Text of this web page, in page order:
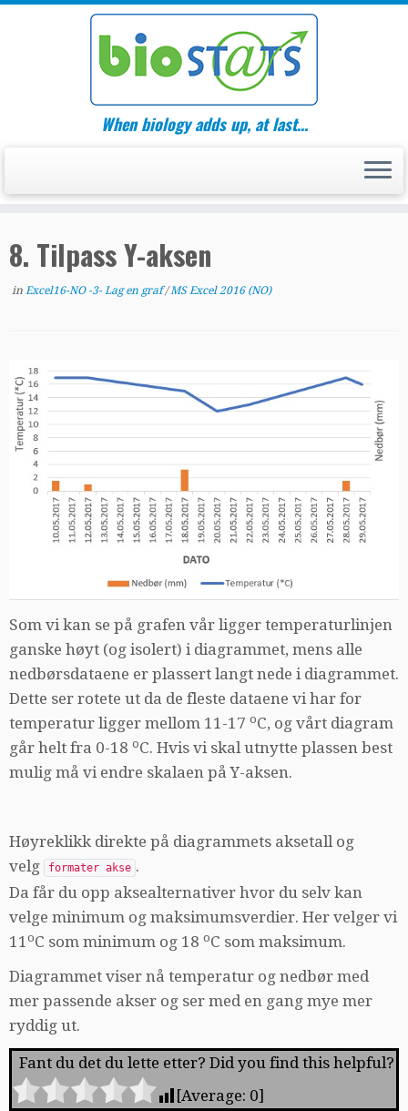
When biology adds up, at last…
8. Tilpass Y-aksen
in Excel16-NO -3- Lag en graf/MS Excel 2016 (NO)
Som vi kan se på grafen vår ligger temperaturlinjen
ganske høyt (og isolert) i diagrammet, mens alle
nedbørsdataene er plassert langt nede i diagrammet.
Dette ser rotete ut da de fleste dataene vi har for
temperatur ligger mellom 11-17 oC, og vårt diagram
går helt fra 0-18 oC. Hvis vi skal utnytte plassen best
mulig må vi endre skalaen på Y-aksen.
Høyreklikk direkte på diagrammets aksetall og
velg
formater akse .
Da får du opp aksealternativer hvor du selv kan
velge minimum og maksimumsverdier. Her velger vi
11oC som minimum og 18 oC som maksimum.
Diagrammet viser nå temperatur og nedbør med
mer passende akser og ser med en gang mye mer
ryddig ut.
Fant du det du lette etter? Did you find this helpful?
[Average: 0]